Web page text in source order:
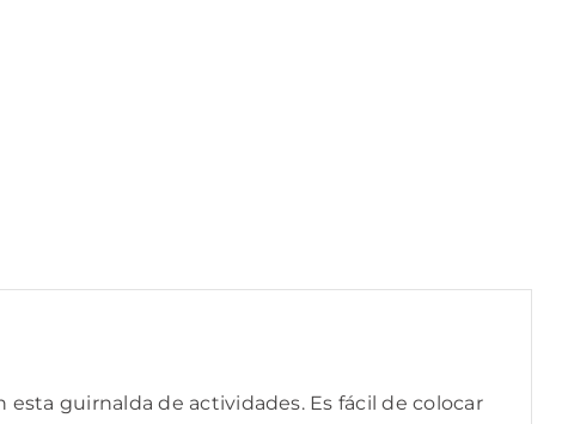
guirnalda de actividades. Es fácil de colocar